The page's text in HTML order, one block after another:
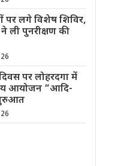
पर लगे विशेष शिविर,
ली पुनरीक्षण की
पर लोहरदगा में
आयोजन “आदि-